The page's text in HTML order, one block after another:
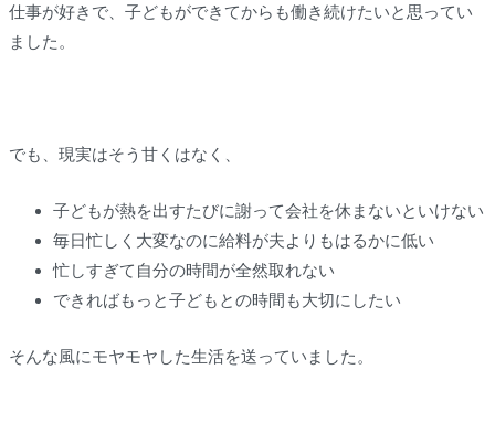
仕事が好きで、子どもができてからも働き続けたいと思ってい
ました。
でも、現実はそう甘くはなく、
子どもが熱を出すたびに謝って会社を休まないといけない
毎日忙しく大変なのに給料が夫よりもはるかに低い
忙しすぎて自分の時間が全然取れない
できればもっと子どもとの時間も大切にしたい
そんな風にモヤモヤした生活を送っていました。